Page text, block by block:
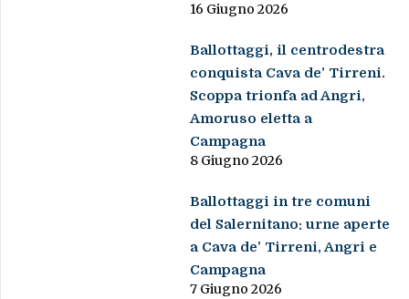
16 Giugno 2026
Ballottaggi, il centrodestra
conquista Cava de’ Tirreni.
Scoppa trionfa ad Angri,
Amoruso eletta a
Campagna
8 Giugno 2026
Ballottaggi in tre comuni
del Salernitano: urne aperte
a Cava de’ Tirreni, Angri e
Campagna
7 Giugno 2026